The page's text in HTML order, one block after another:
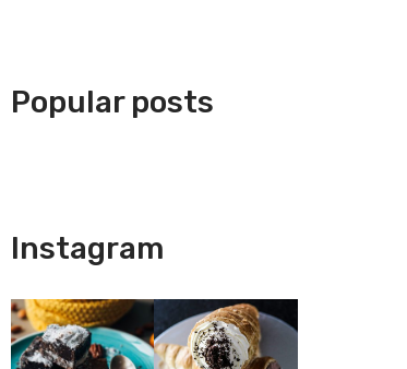
Popular posts
Instagram